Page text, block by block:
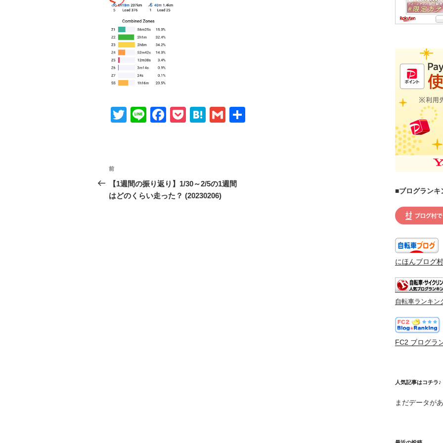
T
Li
F
b
o
P
H
a
G
投
稿
ナ
前
の
投
前
【1週間の振り返り】1/30～2/5の1週間
はどのくらい走った？ (20230206)
■ブログランキ
にほんブログ村
自転車ランキン
FC2 ブログラ
人気記事はコチラ♪
まだデータが